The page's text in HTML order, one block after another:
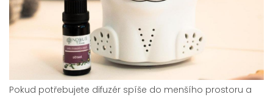
Pokud potřebujete difuzér spíše do menšího prostoru a